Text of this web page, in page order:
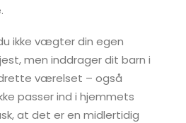
ikke vægter din egen
men inddrager dit barn i
værelset – også
passer ind i hjemmets
at det er en midlertidig